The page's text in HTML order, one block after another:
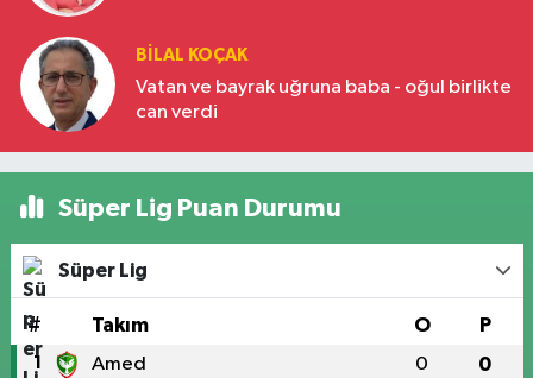
BILAL KOÇAK
Vatan ve bayrak uğruna baba - oğul birlikte
can verdi
Süper Lig Puan Durumu
Süper Lig
# Takım O P
1 Amed 0 0